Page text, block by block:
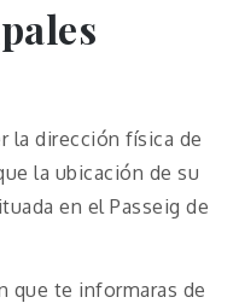
la dirección física de
la ubicación de su
en el Passeig de
que te informaras de